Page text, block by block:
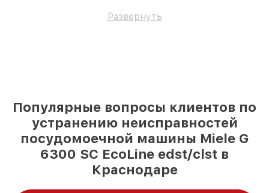
Развернуть
Популярные вопросы клиентов по
устранению неисправностей
посудомоечной машины Miele G
6300 SC EcoLine edst/clst в
Краснодаре